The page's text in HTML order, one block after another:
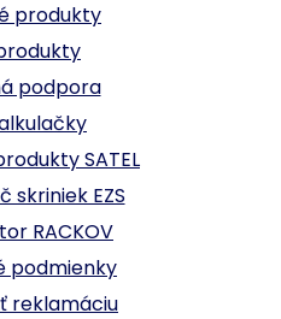
produkty
podpora
SATEL
skriniek EZS
RACKOV
podmienky
reklamáciu